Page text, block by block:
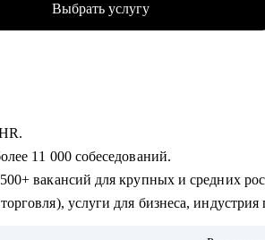
Выбрать услугу
11 000 собеседований.
вакансий для крупных и средних
услуги для бизнеса,